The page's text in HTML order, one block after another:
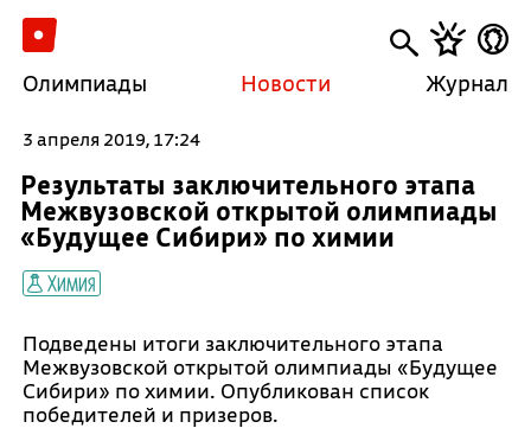
Олимпиады Новости Журнал
3 апреля 2019, 17:24
Результаты заключительного этапа
Межвузовской открытой олимпиады
«Будущее Сибири» по химии
Химия
Подведены итоги заключительного этапа
Межвузовской открытой олимпиады «Будущее
Сибири» по химии. Опубликован список
победителей и призеров.